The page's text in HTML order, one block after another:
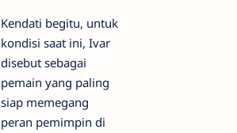
Kendati begitu, untuk
kondisi saat ini, Ivar
disebut sebagai
pemain yang paling
siap memegang
peran pemimpin di